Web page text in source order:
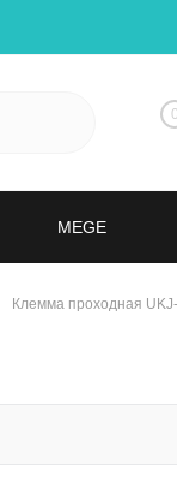
0
MEGE
Клемма проходная